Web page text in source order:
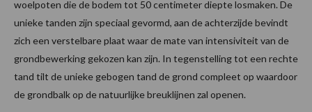
woelpoten die de bodem tot 50 centimeter diepte losmaken. De
unieke tanden zijn speciaal gevormd, aan de achterzijde bevindt
zich een verstelbare plaat waar de mate van intensiviteit van de
grondbewerking gekozen kan zijn. In tegenstelling tot een rechte
tand tilt de unieke gebogen tand de grond compleet op waardoor
de grondbalk op de natuurlijke breuklijnen zal openen.